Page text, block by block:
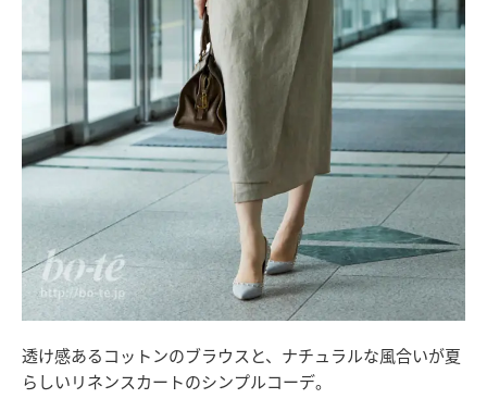
透け感あるコットンのブラウスと、ナチュラルな風合いが夏
らしいリネンスカートのシンプルコーデ。